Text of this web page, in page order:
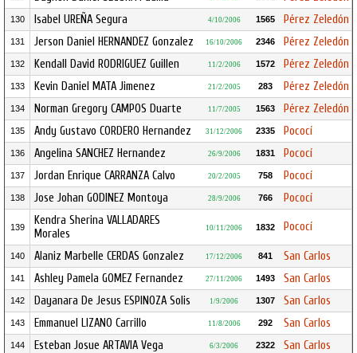
130 Isabel UREÑA Segura 4/10/2006 1565 Pérez Zeledón
131 Jerson Daniel HERNANDEZ Gonzalez 16/10/2006 2346 Pérez Zeledón
132 Kendall David RODRIGUEZ Guillen 11/2/2006 1572 Pérez Zeledón
133 Kevin Daniel MATA Jimenez 21/2/2005 283 Pérez Zeledón
134 Norman Gregory CAMPOS Duarte 11/7/2005 1563 Pérez Zeledón
135 Andy Gustavo CORDERO Hernandez 31/12/2006 2335 Pococí
136 Angelina SANCHEZ Hernandez 26/9/2006 1831 Pococí
137 Jordan Enrique CARRANZA Calvo 20/2/2005 758 Pococí
138 Jose Johan GODINEZ Montoya 28/9/2006 766 Pococí
139
Kendra Sherina VALLADARES
Morales
10/11/2006 1832 Pococí
140 Alaniz Marbelle CERDAS Gonzalez 17/12/2006 841 San Carlos
141 Ashley Pamela GOMEZ Fernandez 27/11/2006 1493 San Carlos
142 Dayanara De Jesus ESPINOZA Solis 1/9/2006 1307 San Carlos
143 Emmanuel LIZANO Carrillo 11/8/2006 292 San Carlos
144 Esteban Josue ARTAVIA Vega 6/3/2006 2322 San Carlos